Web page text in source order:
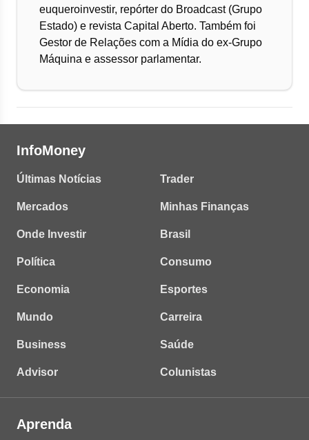
euqueroinvestir, repórter do Broadcast (Grupo
Estado) e revista Capital Aberto. Também foi
Gestor de Relações com a Mídia do ex-Grupo
Máquina e assessor parlamentar.
InfoMoney
Últimas Notícias
Mercados
Onde Investir
Política
Economia
Mundo
Business
Advisor
Trader
Minhas Finanças
Brasil
Consumo
Esportes
Carreira
Saúde
Colunistas
Aprenda